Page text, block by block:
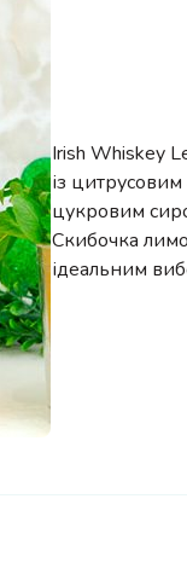
Irish Whiskey
із
цукровим
Скибочка
ідеальним